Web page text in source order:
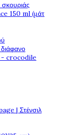
150 ml (μάτ
- crocodile
| Στένσιλ